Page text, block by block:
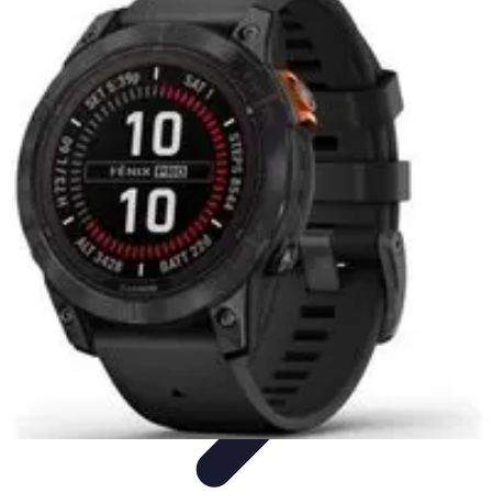
Astuces Anti Stress
Astuces Naturelles
Astuces PratiquesMéditation et
Relaxation Routines et HabitudesTechniques de Relaxation
Astuces Anti Stress